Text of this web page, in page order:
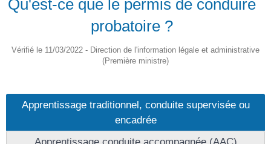
Qu'est-ce que le permis de conduire
probatoire ?
Vérifié le 11/03/2022 - Direction de l'information légale et administrative
(Première ministre)
Apprentissage traditionnel, conduite supervisée ou
encadrée
Apprentissage conduite accompagnée (AAC)